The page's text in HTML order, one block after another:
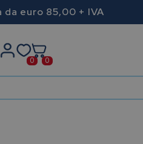
euro 85,00 + IVA
0 0